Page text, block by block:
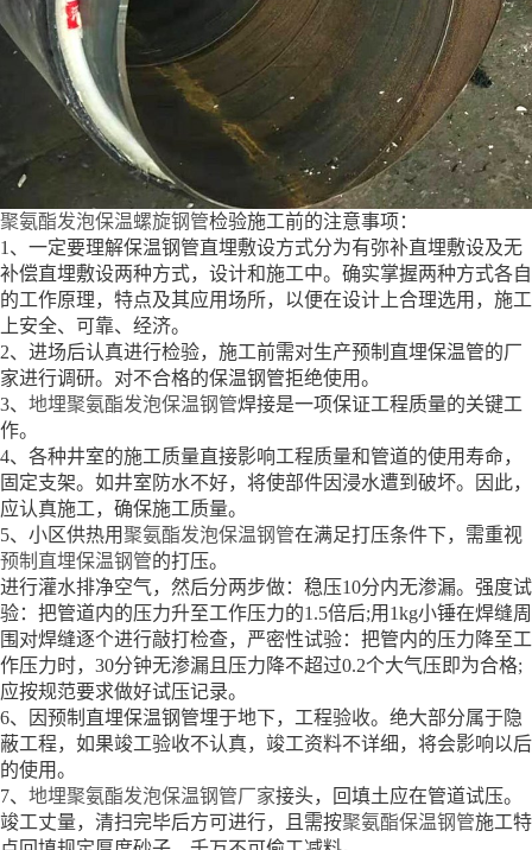
聚氨酯发泡保温螺旋钢管检验施工前的注意事项：
1、一定要理解保温钢管直埋敷设方式分为有弥补直埋敷设及无
补偿直埋敷设两种方式，设计和施工中。确实掌握两种方式各自
的工作原理，特点及其应用场所，以便在设计上合理选用，施工
上安全、可靠、经济。
2、进场后认真进行检验，施工前需对生产预制直埋保温管的厂
家进行调研。对不合格的保温钢管拒绝使用。
3、 地埋聚氨酯发泡保温钢管焊接是一项保证工程质量的关键工
作。
4、各种井室的施工质量直接影响工程质量和管道的使用寿命，
固定支架。如井室防水不好，将使部件因浸水遭到破坏。因此，
应认真施工，确保施工质量。
5、小区供热用聚氨酯发泡保温钢管在满足打压条件下，需重视
预制直埋保温钢管的打压。
进行灌水排净空气，然后分两步做：稳压10分内无渗漏。强度试
验：把管道内的压力升至工作压力的1.5倍后;用1kg小锤在焊缝周
围对焊缝逐个进行敲打检查，严密性试验：把管内的压力降至工
作压力时，30分钟无渗漏且压力降不超过0.2个大气压即为合格;
应按规范要求做好试压记录。
6、因预制直埋保温钢管埋于地下，工程验收。绝大部分属于隐
蔽工程，如果竣工验收不认真，竣工资料不详细，将会影响以后
的使用。
7、 地埋聚氨酯发泡保温钢管厂家接头，回填土应在管道试压。
竣工丈量，清扫完毕后方可进行，且需按聚氨酯保温钢管施工特